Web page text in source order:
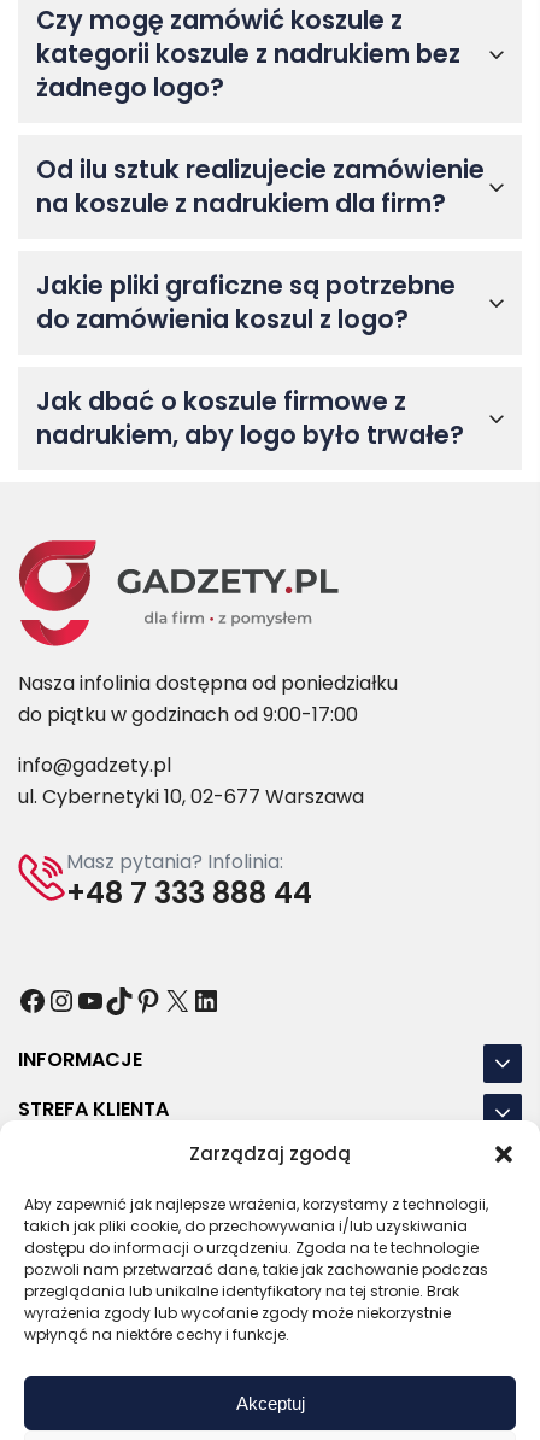
Zarządzaj zgodą
Aby zapewnić jak najlepsze wrażenia, korzystamy z technologii,
takich jak pliki cookie, do przechowywania i/lub uzyskiwania
dostępu do informacji o urządzeniu. Zgoda na te technologie
pozwoli nam przetwarzać dane, takie jak zachowanie podczas
przeglądania lub unikalne identyfikatory na tej stronie. Brak
wyrażenia zgody lub wycofanie zgody może niekorzystnie
wpłynąć na niektóre cechy i funkcje.
Akceptuj
Czy mogę zamówić koszule z
kategorii koszule z nadrukiem bez
żadnego logo?
Od ilu sztuk realizujecie zamówienie
na koszule z nadrukiem dla firm?
Jakie pliki graficzne są potrzebne
do zamówienia koszul z logo?
Jak dbać o koszule firmowe z
nadrukiem, aby logo było trwałe?
Nasza infolinia dostępna od poniedziałku
do piątku w godzinach od 9:00-17:00
info@gadzety.pl
ul. Cybernetyki 10, 02-677 Warszawa
Masz pytania? Infolinia:
+48 7 333 888 44
Facebook
Instagram
YouTube
TikTok
Pinterest
X LinkedIn
INFORMACJE
STREFA KLIENTA
NASZE LOKALIZACJE
OSTATNIE POSTY
RODOREGULAMINPOLITYKA PRYWATNOŚCI
Certyfikat SSL
Zaufany sprzedawca
Sprawdź opinie